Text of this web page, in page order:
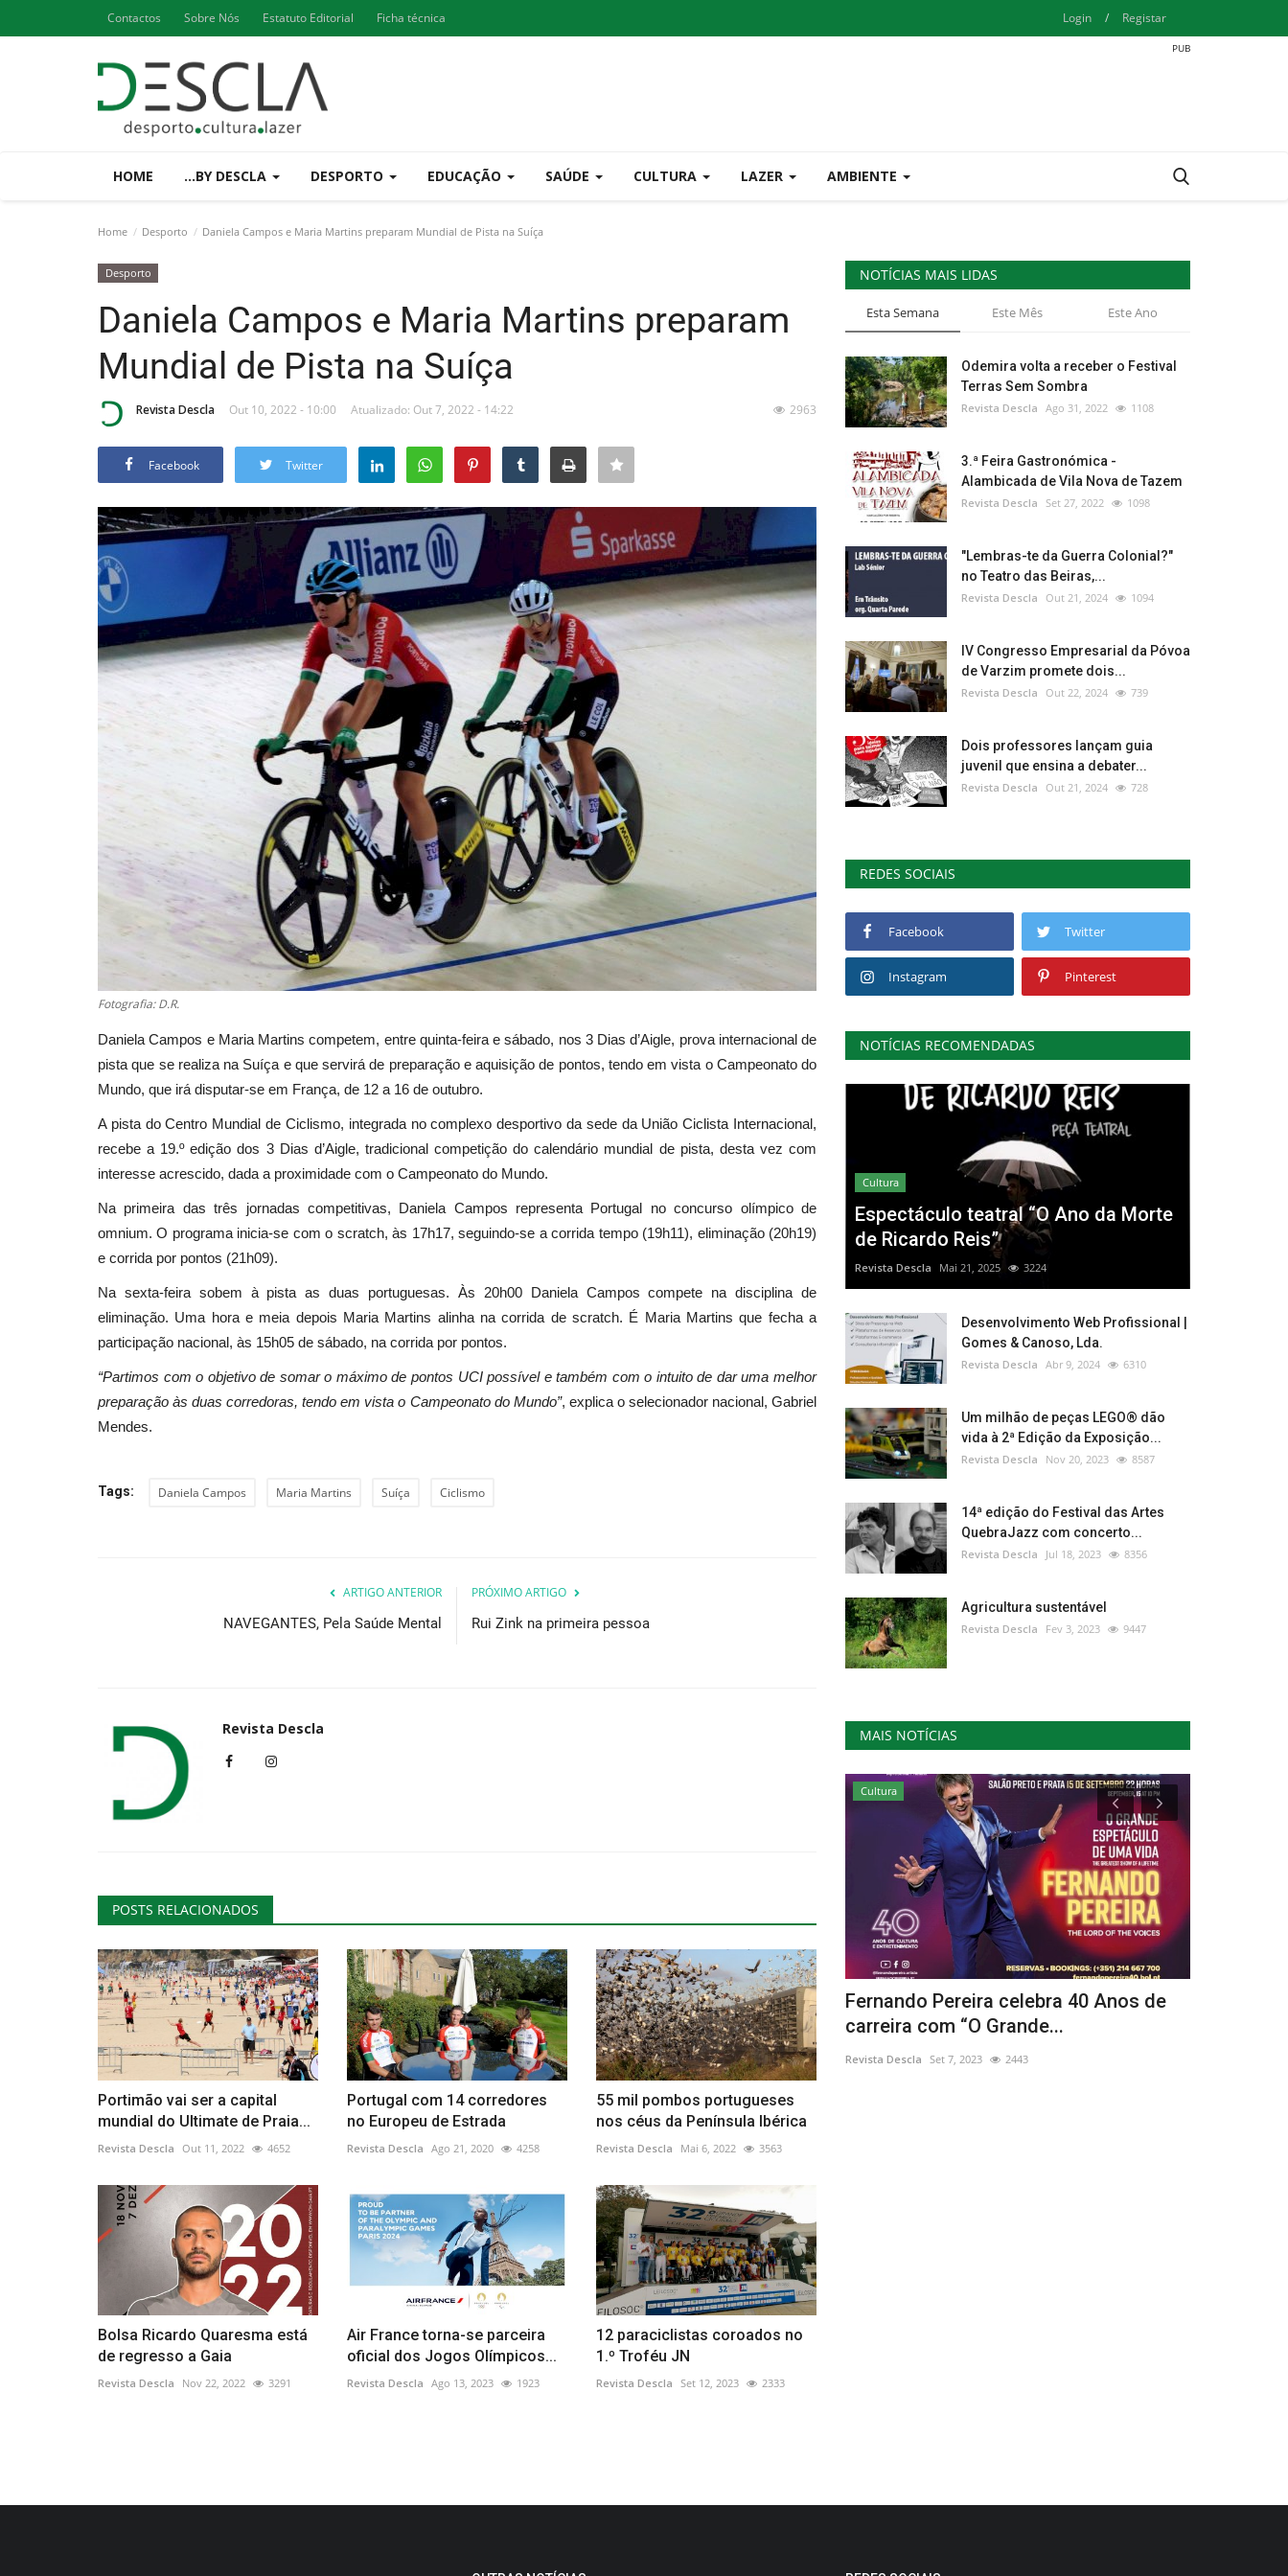
Contactos Sobre Nós Estatuto Editorial Ficha técnica Login / Registar
HOME ...BY DESCLA DESPORTO EDUCAÇÃO SAÚDE CULTURA LAZER AMBIENTE
Home Desporto Daniela Campos e Maria Martins preparam Mundial de Pista na Suíça
Desporto
Daniela Campos e Maria Martins preparam
Mundial de Pista na Suíça
Revista Descla Out 10, 2022 - 10:00 Atualizado: Out 7, 2022 - 14:22 2963
Facebook Twitter
Fotografia: D.R.
Daniela Campos e Maria Martins competem, entre quinta-feira e sábado, nos 3 Dias d’Aigle, prova internacional de
pista que se realiza na Suíça e que servirá de preparação e aquisição de pontos, tendo em vista o Campeonato do
Mundo, que irá disputar-se em França, de 12 a 16 de outubro.
A pista do Centro Mundial de Ciclismo, integrada no complexo desportivo da sede da União Ciclista Internacional,
recebe a 19.º edição dos 3 Dias d’Aigle, tradicional competição do calendário mundial de pista, desta vez com
interesse acrescido, dada a proximidade com o Campeonato do Mundo.
Na primeira das três jornadas competitivas, Daniela Campos representa Portugal no concurso olímpico de
omnium. O programa inicia-se com o scratch, às 17h17, seguindo-se a corrida tempo (19h11), eliminação (20h19)
e corrida por pontos (21h09).
Na sexta-feira sobem à pista as duas portuguesas. Às 20h00 Daniela Campos compete na disciplina de
eliminação. Uma hora e meia depois Maria Martins alinha na corrida de scratch. É Maria Martins que fecha a
participação nacional, às 15h05 de sábado, na corrida por pontos.
“Partimos com o objetivo de somar o máximo de pontos UCI possível e também com o intuito de dar uma melhor
preparação às duas corredoras, tendo em vista o Campeonato do Mundo”, explica o selecionador nacional, Gabriel
Mendes.
Tags: Daniela Campos Maria Martins Suíça Ciclismo
ARTIGO ANTERIOR
NAVEGANTES, Pela Saúde Mental
PRÓXIMO ARTIGO
Rui Zink na primeira pessoa
Revista Descla
POSTS RELACIONADOS
Portimão vai ser a capital
mundial do Ultimate de Praia...
Revista Descla Out 11, 2022 4652
Portugal com 14 corredores
no Europeu de Estrada
Revista Descla Ago 21, 2020 4258
55 mil pombos portugueses
nos céus da Península Ibérica
Revista Descla Mai 6, 2022 3563
Bolsa Ricardo Quaresma está
de regresso a Gaia
Revista Descla Nov 22, 2022 3291
Air France torna-se parceira
oficial dos Jogos Olímpicos...
Revista Descla Ago 13, 2023 1923
12 paraciclistas coroados no
1.º Troféu JN
Revista Descla Set 12, 2023 2333
NOTÍCIAS MAIS LIDAS
Esta Semana Este Mês Este Ano
Odemira volta a receber o Festival
Terras Sem Sombra
Revista Descla Ago 31, 2022 1108
3.ª Feira Gastronómica -
Alambicada de Vila Nova de Tazem
Revista Descla Set 27, 2022 1098
"Lembras-te da Guerra Colonial?"
no Teatro das Beiras,...
Revista Descla Out 21, 2024 1094
IV Congresso Empresarial da Póvoa
de Varzim promete dois...
Revista Descla Out 22, 2024 739
Dois professores lançam guia
juvenil que ensina a debater...
Revista Descla Out 21, 2024 728
REDES SOCIAIS
Facebook Twitter
Instagram Pinterest
NOTÍCIAS RECOMENDADAS
Cultura
Espectáculo teatral “O Ano da Morte
de Ricardo Reis”
Revista Descla Mai 21, 2025 3224
Desenvolvimento Web Profissional |
Gomes & Canoso, Lda.
Revista Descla Abr 9, 2024 6310
Um milhão de peças LEGO® dão
vida à 2ª Edição da Exposição...
Revista Descla Nov 20, 2023 8587
14ª edição do Festival das Artes
QuebraJazz com concerto...
Revista Descla Jul 18, 2023 8356
Agricultura sustentável
Revista Descla Fev 3, 2023 9447
MAIS NOTÍCIAS
Ambiente
Tavira implementa a Estação da
Biodiversidade de Cachopo
Revista Descla Fev 24, 2021
“Entre Paredes d’Opital” pretende levar
mais cor, alegria...
Revista Descla Dez 9, 2020 4120
Cultura
Fernando Pereira celebra 40 Anos de
carreira com “O Grande...
Revista Descla Set 7, 2023 2443